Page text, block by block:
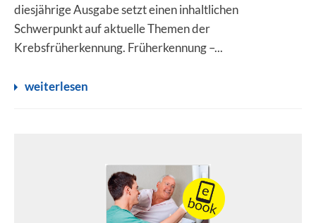
diesjährige Ausgabe setzt einen inhaltlichen
Schwerpunkt auf aktuelle Themen der
Krebsfrüherkennung. Früherkennung –...
weiterlesen